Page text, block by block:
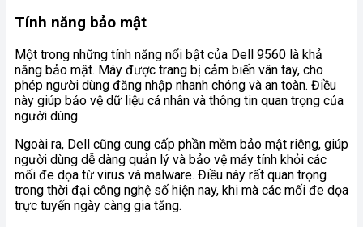
Tính năng bảo mật
Một trong những tính năng nổi bật của Dell 9560 là khả
năng bảo mật. Máy được trang bị cảm biến vân tay, cho
phép người dùng đăng nhập nhanh chóng và an toàn. Điều
này giúp bảo vệ dữ liệu cá nhân và thông tin quan trọng của
người dùng.
Ngoài ra, Dell cũng cung cấp phần mềm bảo mật riêng, giúp
người dùng dễ dàng quản lý và bảo vệ máy tính khỏi các
mối đe dọa từ virus và malware. Điều này rất quan trọng
trong thời đại công nghệ số hiện nay, khi mà các mối đe dọa
trực tuyến ngày càng gia tăng.